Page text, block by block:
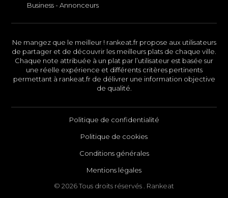
Business - Annonceurs
Ne mangez que le meilleur ! rankeat.fr propose aux utilisateurs
de partager et de découvrir les meilleurs plats de chaque ville.
Chaque note attribuée à un plat par l’utilisateur est basée sur
une réelle expérience et différents critères pertinents
permettant à rankeat.fr de délivrer une information objective
de qualité.
Politique de confidentialité
Politique de cookies
Conditions générales
Mentions légales
© 2026 Tous droits réservés . Rankeat